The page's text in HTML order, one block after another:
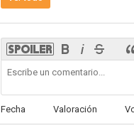
Fecha Valoración